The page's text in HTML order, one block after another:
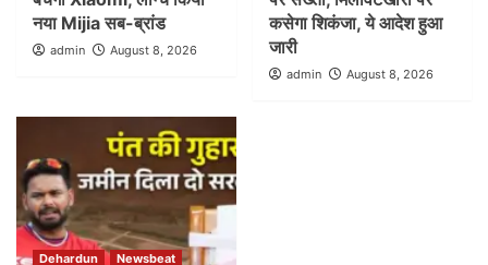
नया Mijia सब-ब्रांड
admin August 8, 2026
कसेगा शिकंजा, ये आदेश हुआ
जारी
admin August 8, 2026
Dehardun
Newsbeat